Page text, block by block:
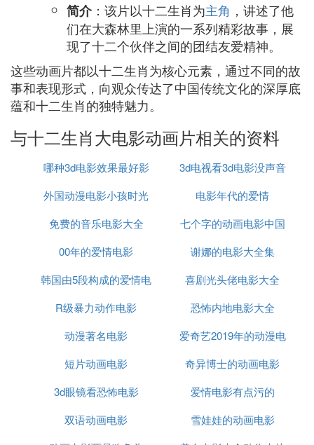
简介：该片以十二生肖为主角 ，讲述了他
们在大森林里上演的一系列精彩故事，展
现了十二个伙伴之间的团结友爱精神。
这些动画片都以十二生肖为核心元素，通过不同的故
事和表现形式，向观众传达了中国传统文化的深厚底
蕴和十二生肖的独特魅力。
与十二生肖大电影动画片相关的资料
哪种3d电影效果最好影
院
3d电视看3d电影没声音
外国动漫电影小孩时光
机
电影年代的爱情
免费的音乐电影大全
七个字的动画电影中国
00年的爱情电影
谢娜的电影大全集
韩国由5段构成的爱情电
影
喜剧光头佬电影大全
R级暴力动作电影
恐怖内地电影大全
动漫著名电影
爱奇艺2019年的动漫电
影有哪些
短片动画电影
奇异博士的动画电影
3d眼镜看恐怖电影
爱情电影有点污的
双语动画电影
雪娃娃的动画电影